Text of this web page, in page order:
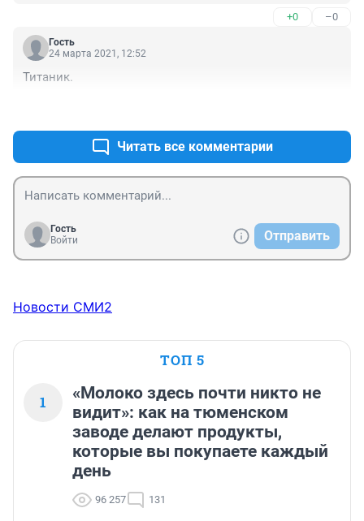
+0 –0
Гость
24 марта 2021, 12:52
Титаник.
Читать все комментарии
Гость
Войти
Отправить
Новости СМИ2
ТОП 5
1
«Молоко здесь почти никто не
видит»: как на тюменском
заводе делают продукты,
которые вы покупаете каждый
день
96 257 131